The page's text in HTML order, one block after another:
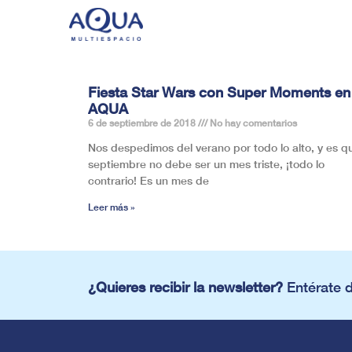
Fiesta Star Wars con Super Moments en
AQUA
6 de septiembre de 2018 No hay comentarios
Nos despedimos del verano por todo lo alto, y es
septiembre no debe ser un mes triste, ¡todo lo
contrario! Es un mes de
Leer más »
¿Quieres recibir la newsletter? Entérate